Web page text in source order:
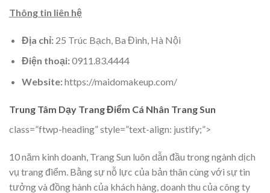
Thông tin liên hệ
Địa chỉ: 25 Trúc Bạch, Ba Đình, Hà Nội
Điện thoại:0911.83.4444
Website:https://maidomakeup.com/
Trung Tâm Dạy Trang Điểm Cá Nhân Trang Sun
class=”ftwp-heading” style=”text-align: justify;”>
10 năm kinh doanh, Trang Sun luôn dẫn đầu trong ngành dịch
vụ trang điểm. Bằng sự nỗ lực của bản thân cùng với sự tin
tưởng và đồng hành của khách hàng, doanh thu của công ty